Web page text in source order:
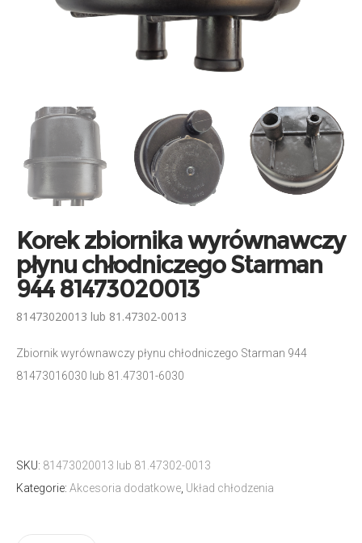
Korek zbiornika wyrównawczy
płynu chłodniczego Starman
944 81473020013
81473020013 lub 81.47302-0013
Zbiornik wyrównawczy płynu chłodniczego Starman 944
81473016030 lub 81.47301-6030
SKU: 81473020013 lub 81.47302-0013
Kategorie: Akcesoria dodatkowe Układ chłodzenia